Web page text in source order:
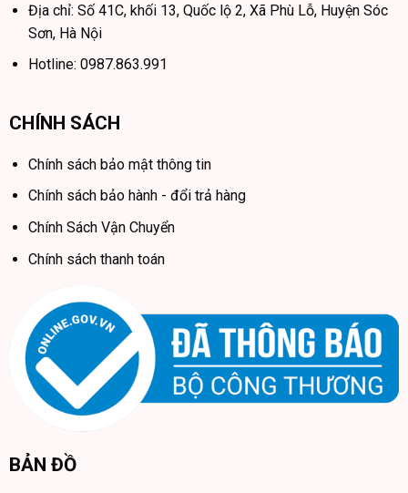
8 chế độ đa dạng linh hoạt
Giường Điện Thông Minh Milan Pro Max 8H có 8 chế độ sử
Chế độ này sẽ nâng khung giường phần lưng lên 30° để đạt
được góc phù hợp nhất với cơ thể con người, phù hợp để đọc
sách, báo trước khi đi ngủ
Chế độ xem TV
Phần lưng của khung giường được nâng lên 45° và chân được
nâng lên 15°. Góc này đã được hầu hết người dùng kiểm
chứng và hoàn toàn có thể phù hợp với cơ thể người khi nằm
Địa chỉ: Số 41C, khối 13, Quốc lộ 2, Xã Phù Lỗ, Huyện Sóc
Sơn, Hà Nội
Hotline: 0987.863.991
CHÍNH SÁCH
Chính sách bảo mật thông tin
Chính sách bảo hành - đổi trả hàng
Chính Sách Vận Chuyển
Chính sách thanh toán
BẢN ĐỒ